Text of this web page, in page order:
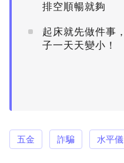
排空順暢就夠
起床就先做件事
子一天天變小！
五金 詐騙 水平儀